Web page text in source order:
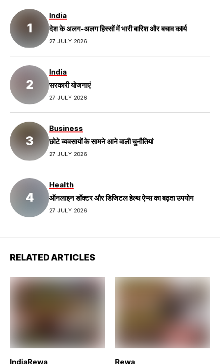
India
देश के अलग-अलग हिस्सों में भारी बारिश और बचाव कIर्य
27 JULY 2026
India
सरकारी योजनाएं
27 JULY 2026
Business
छोटे व्यवसायों के सामने आने वाली चुनौतियां
27 JULY 2026
Health
ऑनलाइन डॉक्टर और डिजिटल हेल्थ ऐप्स का बढ़ता उपयोग
27 JULY 2026
RELATED ARTICLES
IndiaRewa Rewa